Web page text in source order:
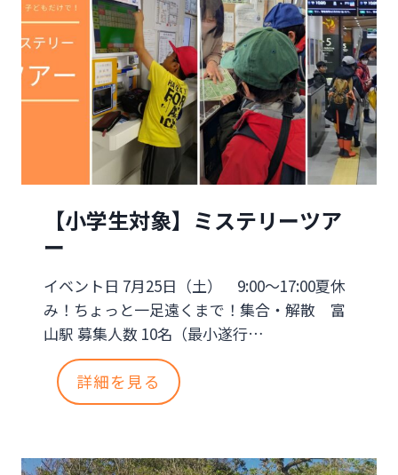
冒
険
コ
ー
ス
親
子
】
あ
そ
び
が
て
る
集
中
【小学生対象】ミステリーツア
ー
イベント日 7月25日（土） 9:00～17:00夏休
み！ちょっと一足遠くまで！集合・解散 富
山駅 募集人数 10名（最小遂行…
詳細を見る
【